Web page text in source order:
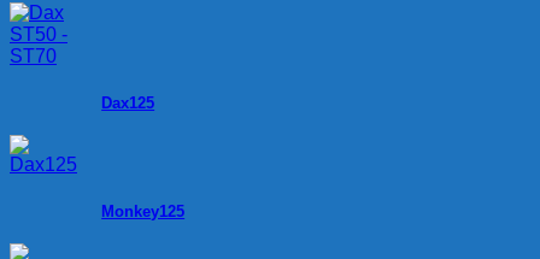
Dax125
Monkey125